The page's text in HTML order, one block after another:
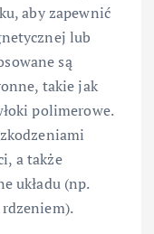
aby zapewnić
lub
są
takie jak
polimerowe.
a także
układu (np.